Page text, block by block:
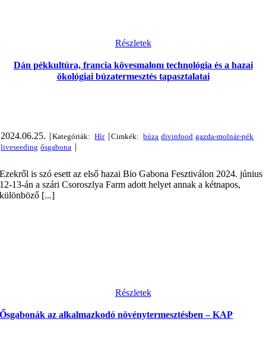
Részletek
Dán pékkultúra, francia kövesmalom technológia és a hazai
ökológiai búzatermesztés tapasztalatai
2024.06.25. |
|
|
Ezekről is szó esett az első hazai Bio Gabona Fesztiválon 2024. június
12-13-án a szári Csoroszlya Farm adott helyet annak a kétnapos,
különböző [...]
Részletek
Ősgabonák az alkalmazkodó növénytermesztésben – KAP